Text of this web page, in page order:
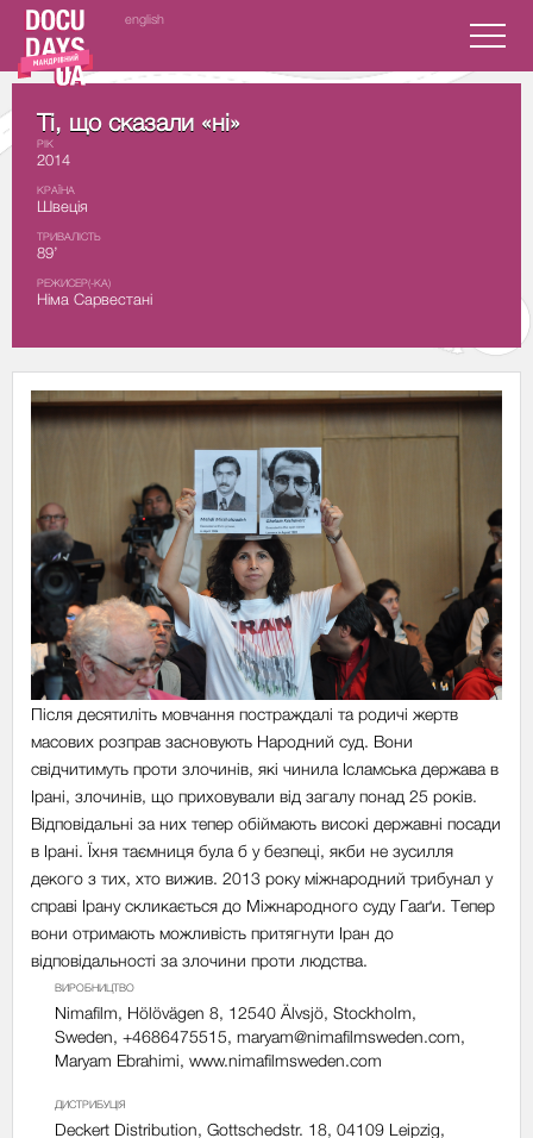
english
Ті, що сказали «ні»
РІК
2014
КРАЇНА
Швеція
ТРИВАЛІСТЬ
89’
РЕЖИСЕР(-КА)
Німа Сарвестані
Після десятиліть мовчання постраждалі та родичі жертв
масових розправ засновують Народний cуд. Вони
свідчитимуть проти злочинів, які чинила Ісламська держава в
Ірані, злочинів, що приховували від загалу понад 25 років.
Відповідальні за них тепер обіймають високі державні посади
в Ірані. Їхня таємниця була б у безпеці, якби не зусилля
декого з тих, хто вижив. 2013 року міжнародний трибунал у
справі Ірану скликається до Міжнародного суду Гааґи. Тепер
вони отримають можливість притягнути Іран до
відповідальності за злочини проти людства.
ВИРОБНИЦТВО
Nimafilm, Hölövägen 8, 12540 Älvsjö, Stockholm,
Sweden, +4686475515, maryam@nimafilmsweden.com,
Maryam Ebrahimi, www.nimafilmsweden.com
ДИСТРИБУЦІЯ
Deckert Distribution, Gottschedstr. 18, 04109 Leipzig,